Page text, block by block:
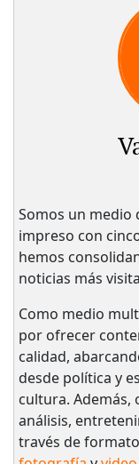
Somos un medio
impreso con
hemos
noticias más
Como medio
por ofrecer
calidad,
desde política y
cultura. Además,
análisis,
través de